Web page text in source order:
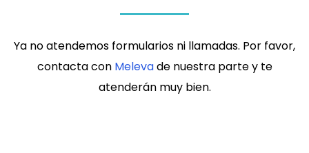
Ya no atendemos formularios ni llamadas. Por favor,
contacta con Melevade nuestra parte y te
atenderán muy bien.